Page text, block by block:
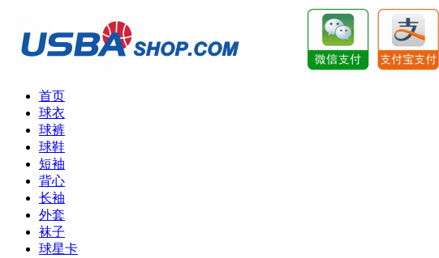
首页
球衣
球裤
球鞋
短袖
背心
长袖
外套
袜子
球星卡